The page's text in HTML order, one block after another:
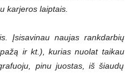
karjeros laiptais.
Įsisavinau naujas rankdarbių
ir kt.), kurias nuolat taikau
pinu juostas, iš šiaudų